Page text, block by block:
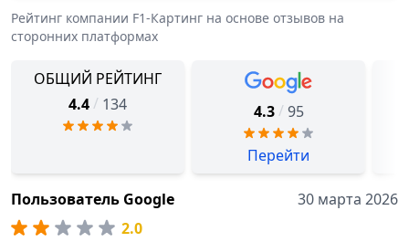
Рейтинг компании F1-Картинг на основе отзывов на
сторонних платформах
ОБЩИЙ РЕЙТИНГ
4.4 / 134 4.3 / 95
Перейти
Пользователь Google
30 марта 2026
2.0